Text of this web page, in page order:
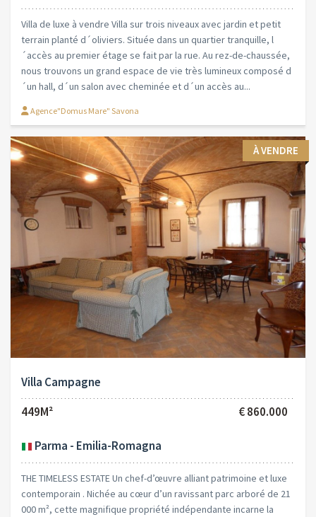
Villa de luxe à vendre Villa sur trois niveaux avec jardin et petit
terrain planté d´oliviers. Située dans un quartier tranquille, l
´accès au premier étage se fait par la rue. Au rez-de-chaussée,
nous trouvons un grand espace de vie très lumineux composé d
´un hall, d´un salon avec cheminée et d´un accès au...
Agence"Domus Mare" Savona
À VENDRE
Villa Campagne
449M²
€ 860.000
Parma - Emilia-Romagna
THE TIMELESS ESTATE Un chef-d’œuvre alliant patrimoine et luxe
contemporain . Nichée au cœur d’un ravissant parc arboré de 21
000 m², cette magnifique propriété indépendante incarne la